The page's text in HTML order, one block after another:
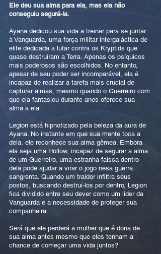
Ele deu sua alma para ela, mas ela não
conseguiu segurá-la.
Ayana dedicou sua vida a treinar para se juntar
à Vanguarda, uma força militar intergaláctica de
elite dedicada a lutar contra os Kryptids que
quase destruíram a Terra. Apenas os psíquicos
mais poderosos são escolhidos. No entanto,
apesar de seu poder ser incomparável, ela é
incapaz de realizar a tarefa mais crucial de
capturar almas, mesmo quando o Guerreiro com
que ela fantasiou durante anos oferece sua
alma a ela.
Legion está hipnotizado pela beleza da aura de
Ayana. No instante em que sua mente toca a
dela, ele reconhece sua alma gêmea. Embora
ela seja uma Hollow, incapaz de segurar a alma
de um Guerreiro, uma estranha faísca dentro
dela pode ajudar a virar o jogo nesa guerra
sangrenta. Quando um traidor infiltra seus
postos, buscando destruí-los por dentro, Legion
fica dividido entre seu dever como um líder da
Vanguarda e a necessidade de proteger sua
companheira.
Será que ele perderá a mulher que é dona de
sua alma antes mesmo que eles tenham a
chance de começar uma vida juntos?